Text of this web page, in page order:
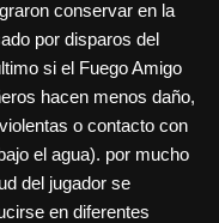
conservar en la
por disparos del
si el Fuego Amigo
hacen menos daño,
o contacto con
el agua). por mucho
del jugador se
en diferentes